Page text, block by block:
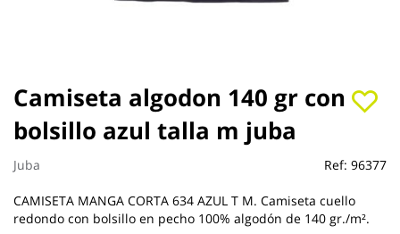
Camiseta algodon 140 gr con
bolsillo azul talla m juba
Juba Ref: 96377
CAMISETA MANGA CORTA 634 AZUL T M. Camiseta cuello
redondo con bolsillo en pecho 100% algodón de 140 gr./m².
Saltar
al
comienzo
de
la
galería
de
imágenes